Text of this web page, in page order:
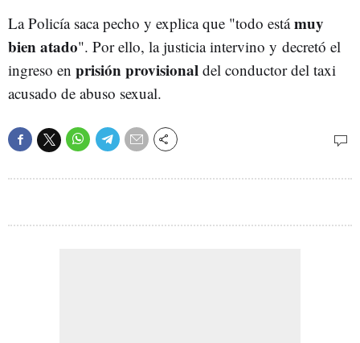
La Policía saca pecho y explica que "todo estámuy
bien atado". Por ello, la justicia intervino y decretó el
ingreso en prisión provisional del conductor del taxi
acusado de abuso sexual.